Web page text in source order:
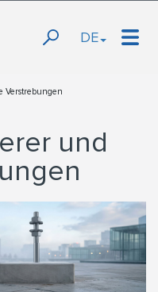
DE
Verstrebungen
und